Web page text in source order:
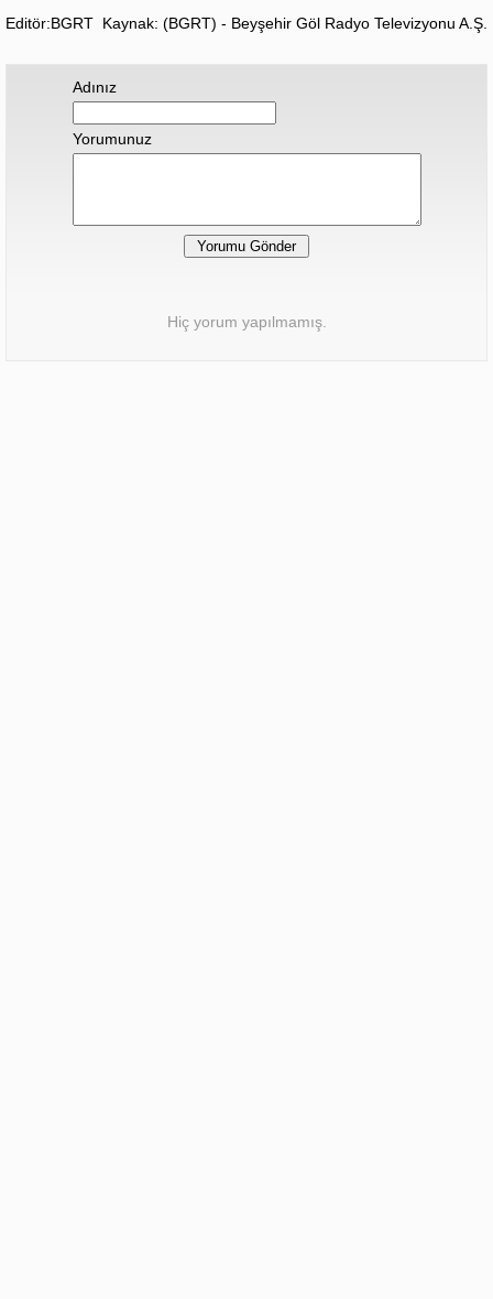
Editör:BGRT Kaynak: (BGRT) - Beyşehir Göl Radyo Televizyonu A.Ş.
Adınız
Yorumunuz
Hiç yorum yapılmamış.